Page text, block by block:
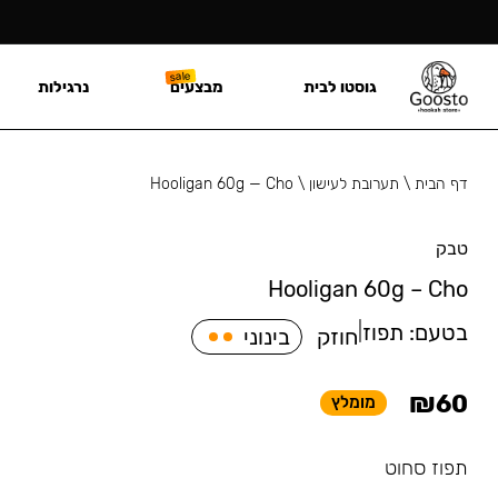
דף הבית\ תערובת לעישון \
Hooligan 60g — Cho
טבק
Hooligan 60g – Cho
בטעם: תפוז חוזק בינוני
₪60 מומלץ
תפוז סחוט
גוסטו לבית מבצעים נרגילות